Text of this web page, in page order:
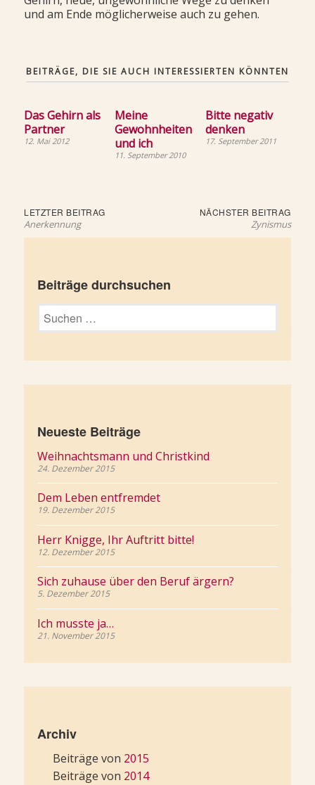
und am Ende möglicherweise auch zu gehen.
BEITRÄGE, DIE SIE AUCH INTERESSIERTEN KÖNNTEN
Das Gehirn als
Partner
12. Mai 2012
Meine
Gewohnheiten
und ich
11. September 2010
Bitte negativ
denken
17. September 2011
Beitragsnavigation
LETZTER BEITRAGLetzter
Anerkennung
NÄCHSTER BEITRAG
Zynismus
Beiträge durchsuchen
Suchen
nach:
Neueste Beiträge
Weihnachtsmann und Christkind
24. Dezember 2015
Dem Leben entfremdet
19. Dezember 2015
Herr Knigge, Ihr Auftritt bitte!
12. Dezember 2015
Sich zuhause über den Beruf ärgern?
5. Dezember 2015
Ich musste ja…
21. November 2015
Archiv
Beiträge von 2015
Beiträge von 2014